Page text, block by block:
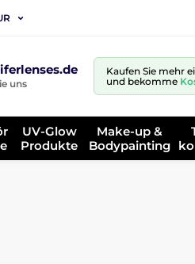
uns
Kaufen Sie mehr
und bekomme
UV-Glow
Produkte
Make-up &
Bodypainting